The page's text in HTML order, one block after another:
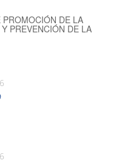
PROMOCIÓN DE LA
PREVENCIÓN DE LA